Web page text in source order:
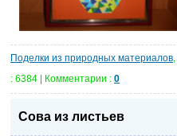
Поделки из природных материалов,
: 6384 | Комментарии : 0
Сова из листьев